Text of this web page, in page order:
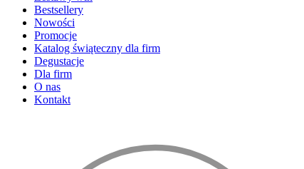
Bestsellery
Nowości
Promocje
Katalog świąteczny dla firm
Degustacje
Dla firm
O nas
Kontakt